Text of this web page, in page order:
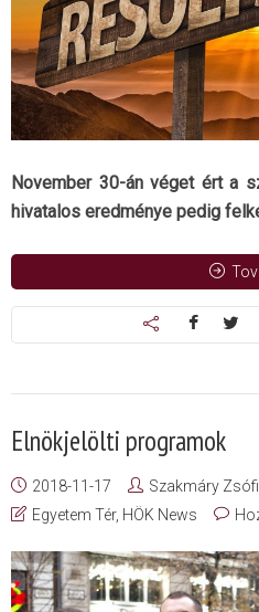
November 30-án véget ért a
hivatalos eredménye pedig
Elnökjelölti programok
2018-11-17
Szakmáry
Egyetem Tér, HÖK News